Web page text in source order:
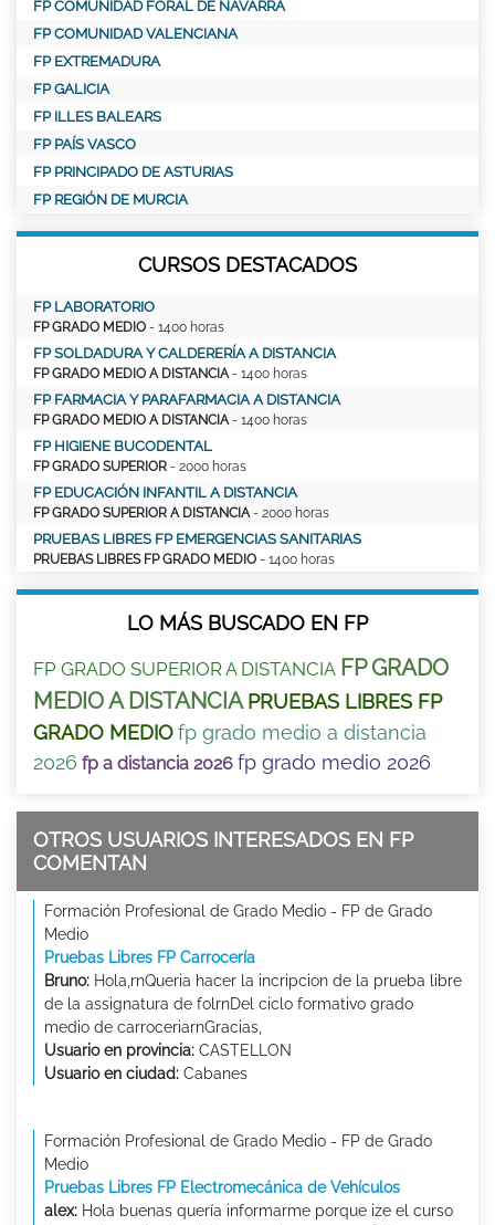
FP COMUNIDAD FORAL DE NAVARRA
FP COMUNIDAD VALENCIANA
FP EXTREMADURA
FP GALICIA
FP ILLES BALEARS
FP PAÍS VASCO
FP PRINCIPADO DE ASTURIAS
FP REGIÓN DE MURCIA
CURSOS DESTACADOS
FP LABORATORIO
FP GRADO MEDIO - 1400 horas
FP SOLDADURA Y CALDERERÍA A DISTANCIA
FP GRADO MEDIO A DISTANCIA - 1400 horas
FP FARMACIA Y PARAFARMACIA A DISTANCIA
FP GRADO MEDIO A DISTANCIA - 1400 horas
FP HIGIENE BUCODENTAL
FP GRADO SUPERIOR - 2000 horas
FP EDUCACIÓN INFANTIL A DISTANCIA
FP GRADO SUPERIOR A DISTANCIA - 2000 horas
PRUEBAS LIBRES FP EMERGENCIAS SANITARIAS
PRUEBAS LIBRES FP GRADO MEDIO - 1400 horas
LO MÁS BUSCADO EN FP
FP GRADO SUPERIOR A DISTANCIA FP GRADO
MEDIO A DISTANCIA PRUEBAS LIBRES FP
GRADO MEDIOfp grado medio a distancia
2026 fp a distancia 2026 fp grado medio 2026
OTROS USUARIOS INTERESADOS EN FP
COMENTAN
Formación Profesional de Grado Medio - FP de Grado
Medio
Pruebas Libres FP Carrocería
Bruno: Hola,rnQueria hacer la incripcion de la prueba libre
de la assignatura de folrnDel ciclo formativo grado
medio de carroceriarnGracias,
Usuario en provincia: CASTELLON
Usuario en ciudad: Cabanes
Formación Profesional de Grado Medio - FP de Grado
Medio
Pruebas Libres FP Electromecánica de Vehículos
alex: Hola buenas quería informarme porque ize el curso